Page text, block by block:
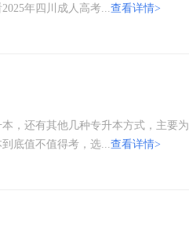
年四川成人高考...查看详情>
，还有其他几种专升本方式，主要为
底值不值得考，选...查看详情>